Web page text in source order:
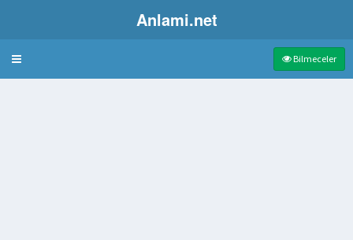
Anlami.net
Bulmaca Bilmeceler